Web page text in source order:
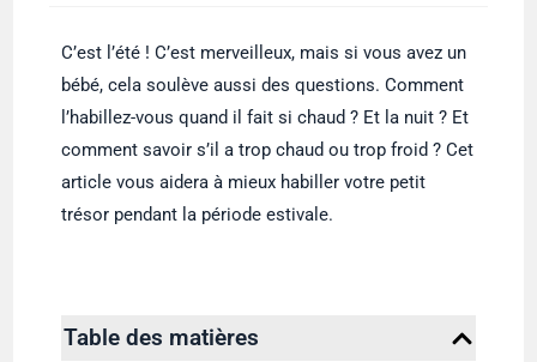
C’est l’été ! C’est merveilleux, mais si vous avez un
bébé, cela soulève aussi des questions. Comment
l’habillez-vous quand il fait si chaud ? Et la nuit ? Et
comment savoir s’il a trop chaud ou trop froid ? Cet
article vous aidera à mieux habiller votre petit
trésor pendant la période estivale.
Table des matières